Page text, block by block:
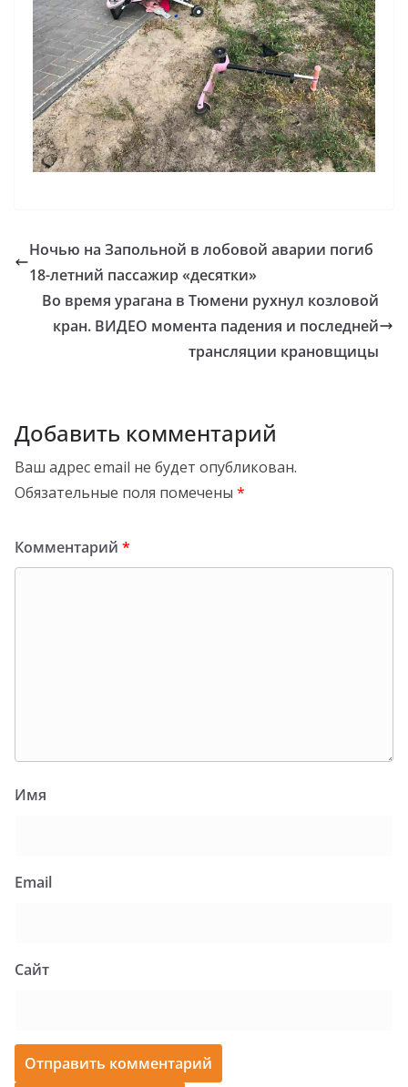
Ночью на Запольной в лобовой аварии погиб
18-летний пассажир «десятки»
Во время урагана в Тюмени рухнул козловой
кран. ВИДЕО момента падения и последней
трансляции крановщицы
Добавить комментарий
Ваш адрес email не будет опубликован.
Обязательные поля помечены *
Комментарий *
Имя
Email
Сайт